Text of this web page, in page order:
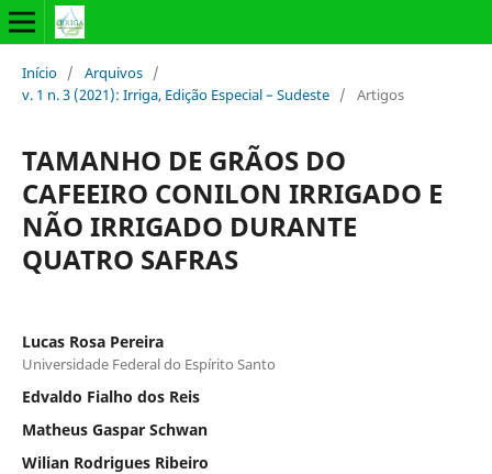
Início / Arquivos /
v. 1 n. 3 (2021): Irriga, Edição Especial – Sudeste / Artigos
TAMANHO DE GRÃOS DO
CAFEEIRO CONILON IRRIGADO E
NÃO IRRIGADO DURANTE
QUATRO SAFRAS
Lucas Rosa Pereira
Universidade Federal do Espírito Santo
Edvaldo Fialho dos Reis
Matheus Gaspar Schwan
Wilian Rodrigues Ribeiro